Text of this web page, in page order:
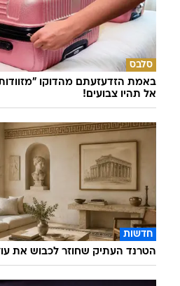
סלבס
באמת הזדעזעתם מהדוקו "מזוודות
אל תהיו צבועים!
חדשות
הטרנד העתיק שחוזר לכבוש את